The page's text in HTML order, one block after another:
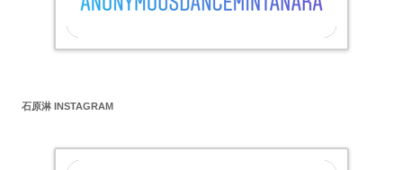
石原淋 INSTAGRAM